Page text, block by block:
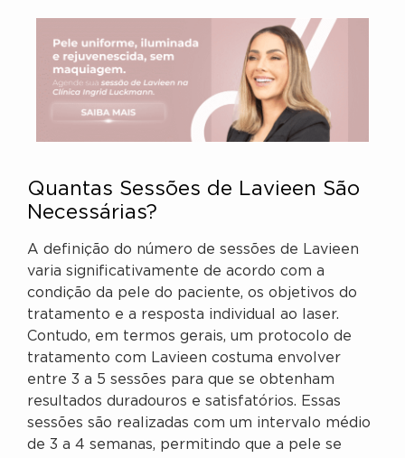
Quantas Sessões de Lavieen São
Necessárias?
A definição do número de sessões de Lavieen
varia significativamente de acordo com a
condição da pele do paciente, os objetivos do
tratamento e a resposta individual ao laser.
Contudo, em termos gerais, um protocolo de
tratamento com Lavieen costuma envolver
entre 3 a 5 sessões para que se obtenham
resultados duradouros e satisfatórios. Essas
sessões são realizadas com um intervalo médio
de 3 a 4 semanas, permitindo que a pele se